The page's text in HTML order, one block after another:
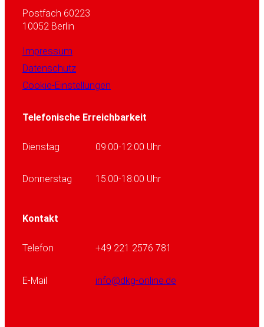
Postfach 60223
10052 Berlin
Impressum
Datenschutz
Cookie-Einstellungen
Telefonische Erreichbarkeit
Dienstag 09:00-12:00 Uhr
Donnerstag 15:00-18:00 Uhr
Kontakt
Telefon +49 221 2576 781
E-Mail info@dkg-online.de